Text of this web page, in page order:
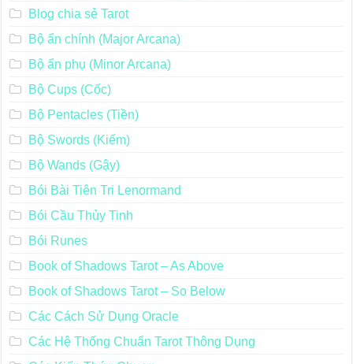
Blog chia sẻ Tarot
Bộ ẩn chính (Major Arcana)
Bộ ẩn phụ (Minor Arcana)
Bộ Cups (Cốc)
Bộ Pentacles (Tiền)
Bộ Swords (Kiếm)
Bộ Wands (Gậy)
Bói Bài Tiên Tri Lenormand
Bói Cầu Thủy Tinh
Bói Runes
Book of Shadows Tarot – As Above
Book of Shadows Tarot – So Below
Các Cách Sử Dụng Oracle
Các Hệ Thống Chuẩn Tarot Thông Dụng